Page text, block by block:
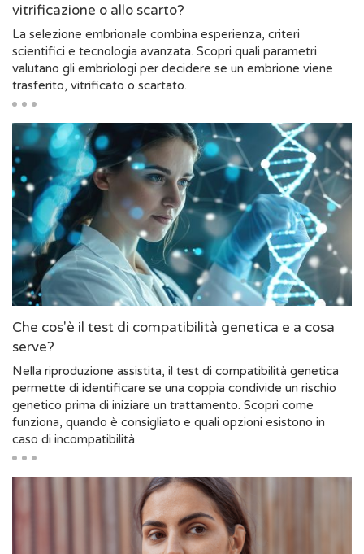
vitrificazione o allo scarto?
La selezione embrionale combina esperienza, criteri
scientifici e tecnologia avanzata. Scopri quali parametri
valutano gli embriologi per decidere se un embrione viene
trasferito, vitrificato o scartato.
Che cos'è il test di compatibilità genetica e a cosa
serve?
Nella riproduzione assistita, il test di compatibilità genetica
permette di identificare se una coppia condivide un rischio
genetico prima di iniziare un trattamento. Scopri come
funziona, quando è consigliato e quali opzioni esistono in
caso di incompatibilità.